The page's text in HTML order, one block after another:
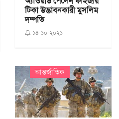
টিকা উদ্ভাবনকারী মুসলিম
দম্পতি
১৪-১০-২০২১
আন্তর্জাতিক